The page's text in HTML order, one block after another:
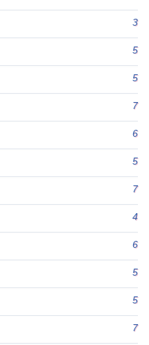
3
5
5
7
6
5
7
4
6
5
5
7